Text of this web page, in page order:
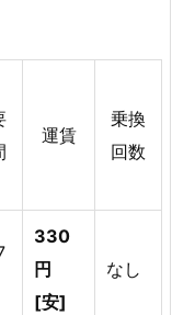
運賃
乗換
回数
330
円
[安]
なし